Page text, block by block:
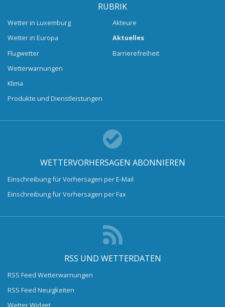
RUBRIK
Wetter in Luxemburg
Wetter in Europa
Flugwetter
Wetterwarnungen
Klima
Produkte und Dienstleistungen
Akteure
Aktuelles
Barrierefreiheit
WETTERVORHERSAGEN ABONNIEREN
Einschreibung für Vorhersagen per E-Mail
Einschreibung für Vorhersagen per Fax
RSS UND WETTERDATEN
RSS Feed Wetterwarnungen
RSS Feed Neuigkeiten
Wetter Widget